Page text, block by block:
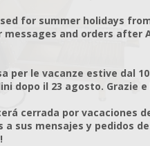
for summer holidays
messages and orders after
per le vacanze estive dal
dopo il 23 agosto. Grazie
cerrada por vacaciones
a sus mensajes y pedidos